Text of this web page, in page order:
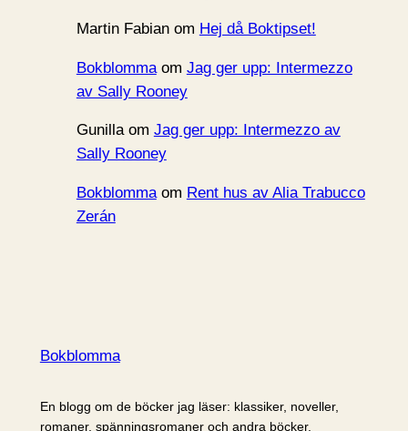
Martin Fabianom Hej då Boktipset!
Bokblommaom Jag ger upp: Intermezzo
av Sally Rooney
Gunillaom Jag ger upp: Intermezzo av
Sally Rooney
Bokblommaom Rent hus av Alia Trabucco
Zerán
Bokblomma
En blogg om de böcker jag läser: klassiker, noveller,
romaner, spänningsromaner och andra böcker.